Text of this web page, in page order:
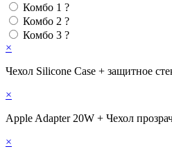
Комбо 1 ?
Комбо 2 ?
Комбо 3 ?
×
Чехол Silicone Case + защитное
×
Apple Adapter 20W + Чехол
×